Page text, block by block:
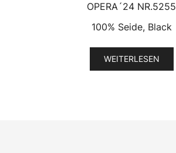
OPERA´24 NR.5255
100% Seide, Black
WEITERLESEN